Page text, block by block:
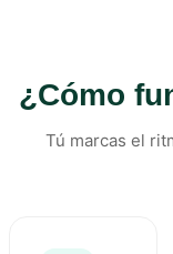
¿Cómo
Tú marcas el